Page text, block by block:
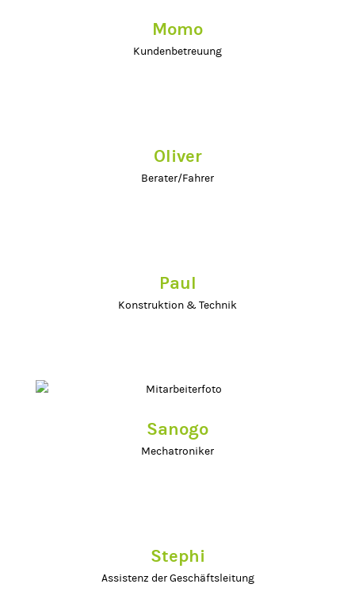
Momo
Kundenbetreuung
Oliver
Berater/Fahrer
Paul
Konstruktion & Technik
Sanogo
Mechatroniker
Stephi
Assistenz der Geschäftsleitung
Cookie-Einstellungen